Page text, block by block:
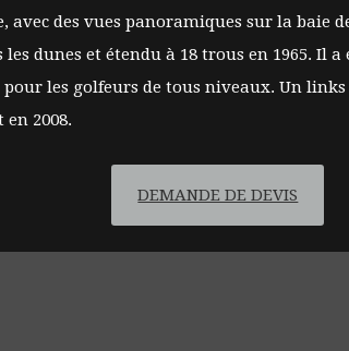
des vues panoramiques sur la baie
les dunes et étendu à 18 trous en 1965.
les golfeurs de tous niveaux. Un
2008.
DEMANDE DE DEVIS